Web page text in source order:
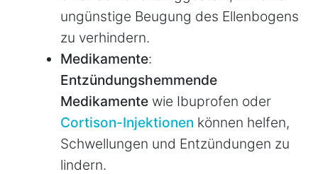
ungünstige Beugung des Ellenbogens
zu verhindern.
Medikamente:
Entzündungshemmende
Medikamente wie Ibuprofen oder
Cortison-Injektionen können helfen,
Schwellungen und Entzündungen zu
lindern.